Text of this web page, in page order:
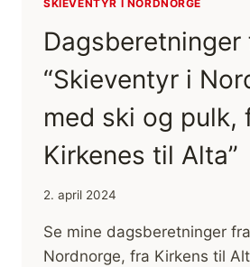
SKIEVENTYR I NORDNORGE
Dagsberetninger
“Skieventyr i
med ski og pulk,
Kirkenes til Alta”
2. april 2024
Se mine dagsberetninger
Nordnorge, fra Kirkens til